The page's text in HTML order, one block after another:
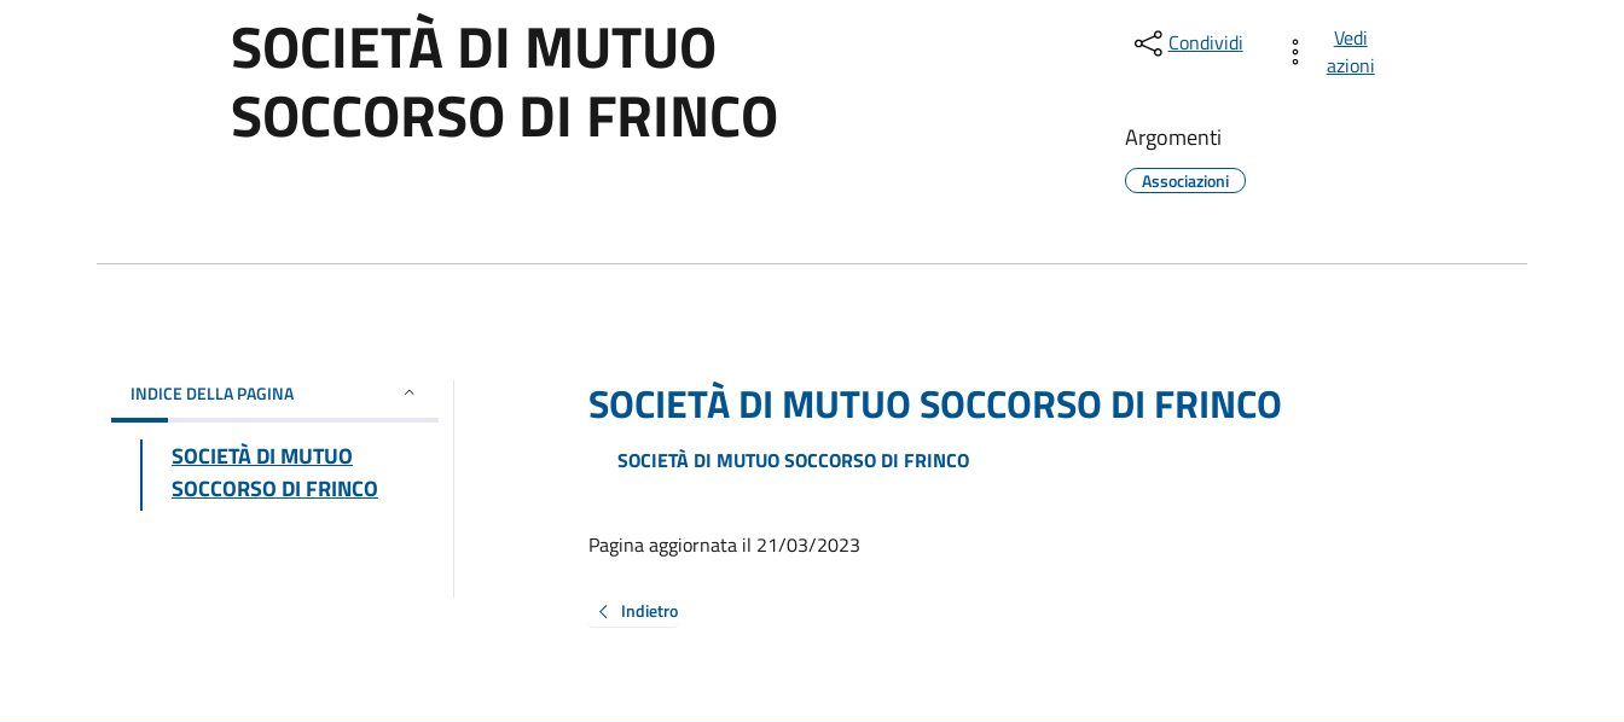
SOCIETÀ DI MUTUO
SOCCORSO DI FRINCO
Condividi
Vedi
azioni
Argomenti
Associazioni
INDICE DELLA PAGINA
SOCIETÀ DI MUTUO
SOCCORSO DI FRINCO
SOCIETÀ DI MUTUO SOCCORSO DI FRINCO
SOCIETÀ DI MUTUO SOCCORSO DI FRINCO
Pagina aggiornata il 21/03/2023
Indietro